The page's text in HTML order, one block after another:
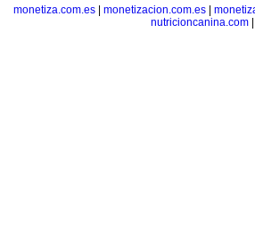
monetiza.com.es| monetizacion.com.es|
nutricioncanina.com